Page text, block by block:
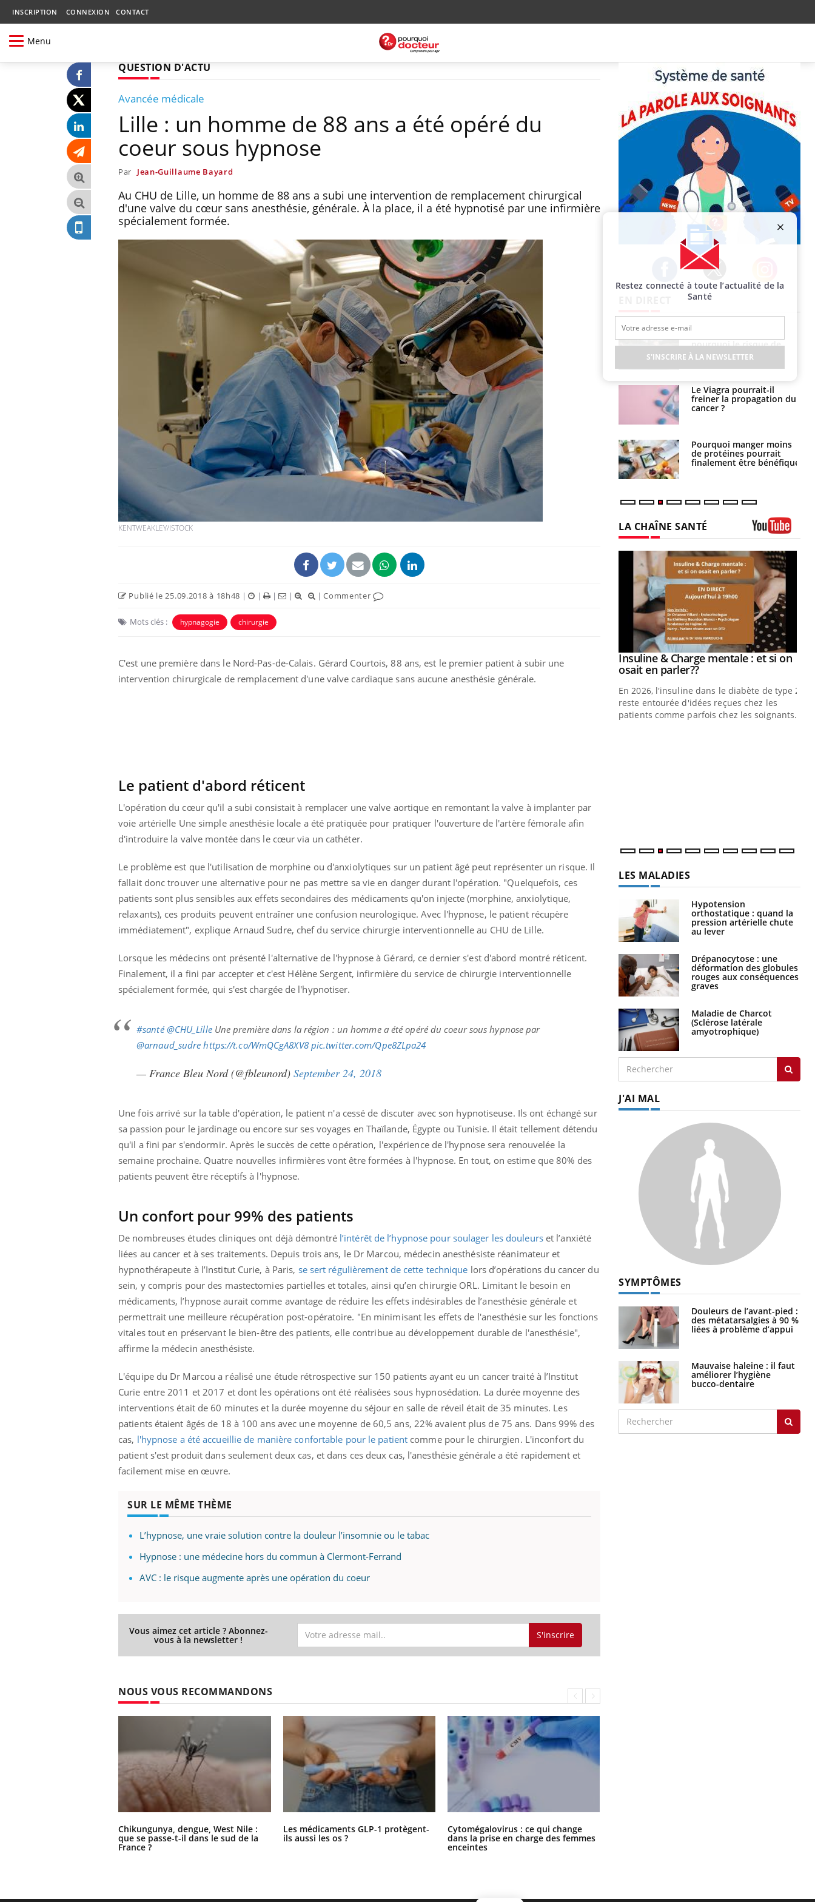
INSCRIPTION CONNEXION CONTACT
Menu
QUESTION D'ACTU
Avancée médicale
Lille : un homme de 88 ans a été opéré du
coeur sous hypnose
Par Jean-Guillaume Bayard
Au CHU de Lille, un homme de 88 ans a subi une intervention de remplacement chirurgical
d'une valve du cœur sans anesthésie, générale. À la place, il a été hypnotisé par une infirmière
spécialement formée.
KENTWEAKLEY/ISTOCK
Publié le 25.09.2018 à 18h48 | | | | |Commenter
Mots clés : hypnagogie chirurgie
C'est une première dans le Nord-Pas-de-Calais. Gérard Courtois, 88 ans, est le premier patient à subir une
intervention chirurgicale de remplacement d'une valve cardiaque sans aucune anesthésie générale.
Le patient d'abord réticent
L'opération du cœur qu'il a subi consistait à remplacer une valve aortique en remontant la valve à implanter par
voie artérielle Une simple anesthésie locale a été pratiquée pour pratiquer l'ouverture de l'artère fémorale afin
d'introduire la valve montée dans le cœur via un cathéter.
Le problème est que l'utilisation de morphine ou d'anxiolytiques sur un patient âgé peut représenter un risque. Il
fallait donc trouver une alternative pour ne pas mettre sa vie en danger durant l'opération. "Quelquefois, ces
patients sont plus sensibles aux effets secondaires des médicaments qu'on injecte (morphine, anxiolytique,
relaxants), ces produits peuvent entraîner une confusion neurologique. Avec l'hypnose, le patient récupère
immédiatement", explique Arnaud Sudre, chef du service chirurgie interventionnelle au CHU de Lille.
Lorsque les médecins ont présenté l'alternative de l'hypnose à Gérard, ce dernier s'est d'abord montré réticent.
Finalement, il a fini par accepter et c'est Hélène Sergent, infirmière du service de chirurgie interventionnelle
spécialement formée, qui s'est chargée de l'hypnotiser.
#santé @CHU_LilleUne première dans la région : un homme a été opéré du coeur sous hypnose par
@arnaud_sudre https://t.co/WmQCgA8XV8 pic.twitter.com/Qpe8ZLpa24
— France Bleu Nord (@fbleunord) September 24, 2018
Une fois arrivé sur la table d'opération, le patient n'a cessé de discuter avec son hypnotiseuse. Ils ont échangé sur
sa passion pour le jardinage ou encore sur ses voyages en Thaïlande, Égypte ou Tunisie. Il était tellement détendu
qu'il a fini par s'endormir. Après le succès de cette opération, l'expérience de l'hypnose sera renouvelée la
semaine prochaine. Quatre nouvelles infirmières vont être formées à l'hypnose. En tout, on estime que 80% des
patients peuvent être réceptifs à l'hypnose.
Un confort pour 99% des patients
De nombreuses études cliniques ont déjà démontré l’intérêt de l’hypnose pour soulager les douleurset l’anxiété
liées au cancer et à ses traitements. Depuis trois ans, le Dr Marcou, médecin anesthésiste réanimateur et
hypnothérapeute à l’Institut Curie, à Paris, se sert régulièrement de cette technique lors d’opérations du cancer du
sein, y compris pour des mastectomies partielles et totales, ainsi qu’en chirurgie ORL. Limitant le besoin en
médicaments, l’hypnose aurait comme avantage de réduire les effets indésirables de l’anesthésie générale et
permettrait une meilleure récupération post-opératoire. "En minimisant les effets de l'anesthésie sur les fonctions
vitales tout en préservant le bien-être des patients, elle contribue au développement durable de l'anesthésie",
affirme la médecin anesthésiste.
L'équipe du Dr Marcou a réalisé une étude rétrospective sur 150 patients ayant eu un cancer traité à l’Institut
Curie entre 2011 et 2017 et dont les opérations ont été réalisées sous hypnosédation. La durée moyenne des
interventions était de 60 minutes et la durée moyenne du séjour en salle de réveil était de 35 minutes. Les
patients étaient âgés de 18 à 100 ans avec une moyenne de 60,5 ans, 22% avaient plus de 75 ans. Dans 99% des
cas, l'hypnose a été accueillie de manière confortable pour le patient comme pour le chirurgien. L'inconfort du
patient s'est produit dans seulement deux cas, et dans ces deux cas, l'anesthésie générale a été rapidement et
facilement mise en œuvre.
SUR LE MÊME THÈME
L’hypnose, une vraie solution contre la douleur l’insomnie ou le tabac
Hypnose : une médecine hors du commun à Clermont-Ferrand
AVC : le risque augmente après une opération du coeur
Vous aimez cet article ? Abonnez-
vous à la newsletter ! S'inscrire
NOUS VOUS RECOMMANDONS
Chikungunya, dengue, West Nile :
que se passe-t-il dans le sud de la
France ?
Les médicaments GLP-1 protègent-
ils aussi les os ?
Cytomégalovirus : ce qui change
dans la prise en charge des femmes
enceintes
Facebook Twitter Instagram
Chikungunya, dengue,
West Nile : que se passe-
t-il dans le sud de la
Les médicaments GLP-1
protègent-ils aussi les os
Cytomégalovirus : ce qui
change dans la prise en
charge des femmes
La sieste empêche-t-elle
de dormir la nuit ?
VIH : la fin du comprimé
tous les jours se profile-t-
elle enfin ?
Pourquoi votre ventre
gâche-t-il les premiers
jours de vos vacances ?
pourquoi le risque de
noyade grimpe-t-il ?
Le Viagra pourrait-il
freiner la propagation du
cancer ?
Pourquoi manger moins
de protéines pourrait
finalement être bénéfique
que dit la science
Le smartphone nuit-il à
l'apprentissage de la
lecture ?
Mordue par une tique en
vacances, elle reste dans
le coma pendant 42 jours
LA CHAÎNE SANTÉ
Eczéma Chronique des Mains :
expliquer ma maladieYoutube
Youtube
Carence en fer : comprendre pour
prévenirYoutube
Youtube
Insuline & Charge mentale : et si on
osait en parler??Youtube
En 2026, l'insuline dans le diabète de type 2
reste entourée d'idées reçues chez les
patients comme parfois chez les soignants.
LES MALADIES
Hypotension
orthostatique : quand la
pression artérielle chute
au lever
Drépanocytose : une
déformation des globules
rouges aux conséquences
graves
Maladie de Charcot
(Sclérose latérale
amyotrophique)
J'AI MAL
SYMPTÔMES
Douleurs de l’avant-pied :
des métatarsalgies à 90 %
liées à problème d’appui
Mauvaise haleine : il faut
améliorer l’hygiène
bucco-dentaire
Restez connecté à toute l’actualité de la
Santé
S'INSCRIRE À LA NEWSLETTER